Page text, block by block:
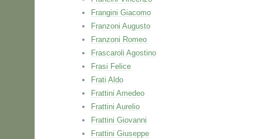
Frangini Giacomo
Franzoni Augusto
Franzoni Romeo
Frascaroli Agostino
Frasi Felice
Frati Aldo
Frattini Amedeo
Frattini Aurelio
Frattini Giovanni
Frattini Giuseppe